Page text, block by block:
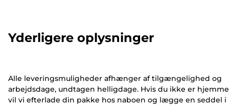
Yderligere oplysninger
Alle leveringsmuligheder afhænger af tilgængelighed og
arbejdsdage, undtagen helligdage. Hvis du ikke er
vil vi efterlade din pakke hos naboen og lægge en seddel i